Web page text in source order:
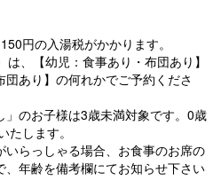
円の入湯税がかかります。
は、【幼児：食事あり・布団あり】
団あり】の何れかでご予約くださ
」のお子様は3歳未満対象です。0歳
します。
いらっしゃる場合、お食事のお席の
年齢を備考欄にてお知らせ下さい